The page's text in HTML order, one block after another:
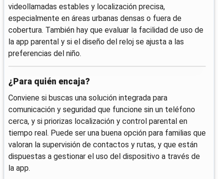
videollamadas estables y localización precisa,
especialmente en áreas urbanas densas o fuera de
cobertura. También hay que evaluar la facilidad de uso de
la app parental y si el diseño del reloj se ajusta a las
preferencias del niño.
¿Para quién encaja?
Conviene si buscas una solución integrada para
comunicación y seguridad que funcione sin un teléfono
cerca, y si priorizas localización y control parental en
tiempo real. Puede ser una buena opción para familias que
valoran la supervisión de contactos y rutas, y que están
dispuestas a gestionar el uso del dispositivo a través de
la app.